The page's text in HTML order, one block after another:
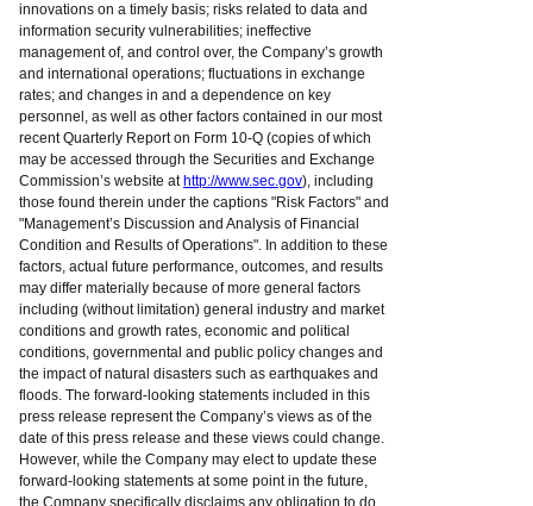
innovations on a timely basis; risks related to data and
information security vulnerabilities; ineffective
management of, and control over, the Company’s growth
and international operations; fluctuations in exchange
rates; and changes in and a dependence on key
personnel, as well as other factors contained in our most
recent Quarterly Report on Form 10-Q (copies of which
may be accessed through the Securities and Exchange
Commission’s website at http://www.sec.gov), including
those found therein under the captions "Risk Factors" and
"Management’s Discussion and Analysis of Financial
Condition and Results of Operations". In addition to these
factors, actual future performance, outcomes, and results
may differ materially because of more general factors
including (without limitation) general industry and market
conditions and growth rates, economic and political
conditions, governmental and public policy changes and
the impact of natural disasters such as earthquakes and
floods. The forward-looking statements included in this
press release represent the Company’s views as of the
date of this press release and these views could change.
However, while the Company may elect to update these
forward-looking statements at some point in the future,
the Company specifically disclaims any obligation to do